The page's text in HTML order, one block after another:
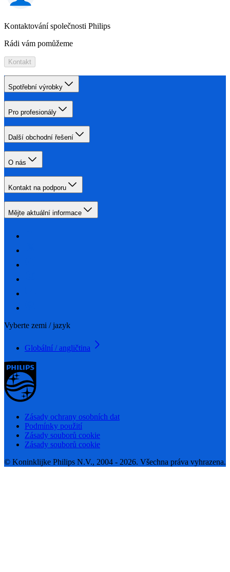
Kontaktování společnosti Philips
Rádi vám pomůžeme
Kontakt
Spotřební výrobky
Pro profesionály
Další obchodní řešení
O nás
Kontakt na podporu
Mějte aktuální informace
Vyberte zemi / jazyk
Globální / angličtina
Zásady ochrany osobních dat
Podmínky použití
Zásady souborů cookie
Zásady souborů cookie
© Koninklijke Philips N.V., 2004 - 2026. Všechna práva vyhrazena.